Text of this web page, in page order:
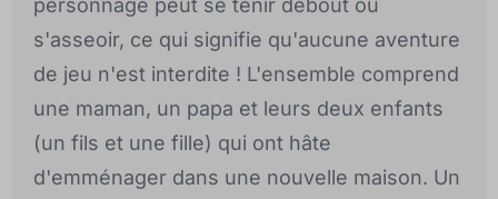
personnage peut se tenir debout ou
s'asseoir, ce qui signifie qu'aucune aventure
de jeu n'est interdite ! L'ensemble comprend
une maman, un papa et leurs deux enfants
(un fils et une fille) qui ont hâte
d'emménager dans une nouvelle maison. Un